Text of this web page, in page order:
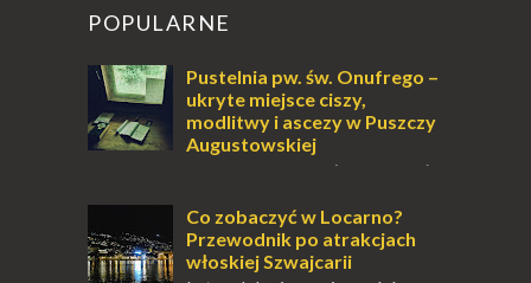
POPULARNE
Pustelnia pw. św. Onufrego –
ukryte miejsce ciszy,
modlitwy i ascezy w Puszczy
Augustowskiej
Dla jednych to może wydawać
przetrwania lub romantycznym życiem. Dla
innych to nieustanne przebywanie z B...
Co zobaczyć w Locarno?
Przewodnik po atrakcjach
włoskiej Szwajcarii